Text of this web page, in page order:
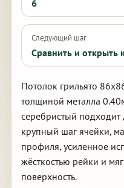
6
Следующий шаг
Сравнить и открыть
Потолок грильято
толщиной металла
серебристый подходит
крупный шаг ячейки,
профиля, усиленное
жёсткостью рейки и
поверхность.